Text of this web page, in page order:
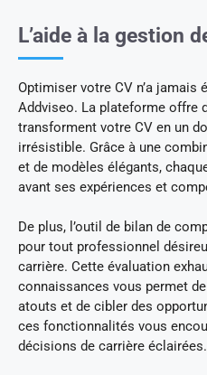
L’aide à la gestion
Optimiser votre CV n’a jamais
Addviseo. La plateforme offre
transforment votre CV en un
irrésistible. Grâce à une
et de modèles élégants,
avant ses expériences et
De plus, l’outil de bilan de
pour tout professionnel
carrière. Cette évaluation
connaissances vous permet
atouts et de cibler des
ces fonctionnalités vous
décisions de carrière éclairées.